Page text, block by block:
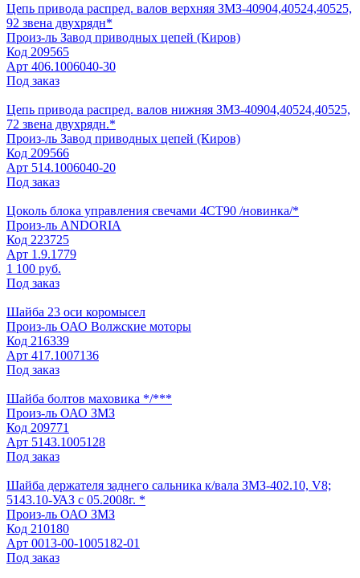
Цепь привода распред. валов верхняя ЗМЗ-40904,40524,40525,
92 звена двухрядн*
Произ-ль Завод приводных цепей (Киров)
Код 209565
Арт 406.1006040-30
Под заказ
Цепь привода распред. валов нижняя ЗМЗ-40904,40524,40525,
72 звена двухрядн.*
Произ-ль Завод приводных цепей (Киров)
Код 209566
Арт 514.1006040-20
Под заказ
Цоколь блока управления свечами 4СТ90 /новинка/*
Произ-ль ANDORIA
Код 223725
Арт 1.9.1779
1 100 руб.
Под заказ
Шайба 23 оси коромысел
Произ-ль ОАО Волжские моторы
Код 216339
Арт 417.1007136
Под заказ
Шайба болтов маховика */***
Произ-ль ОАО ЗМЗ
Код 209771
Арт 5143.1005128
Под заказ
Шайба держателя заднего сальника к/вала ЗМЗ-402.10, V8;
5143.10-УАЗ с 05.2008г. *
Произ-ль ОАО ЗМЗ
Код 210180
Арт 0013-00-1005182-01
Под заказ